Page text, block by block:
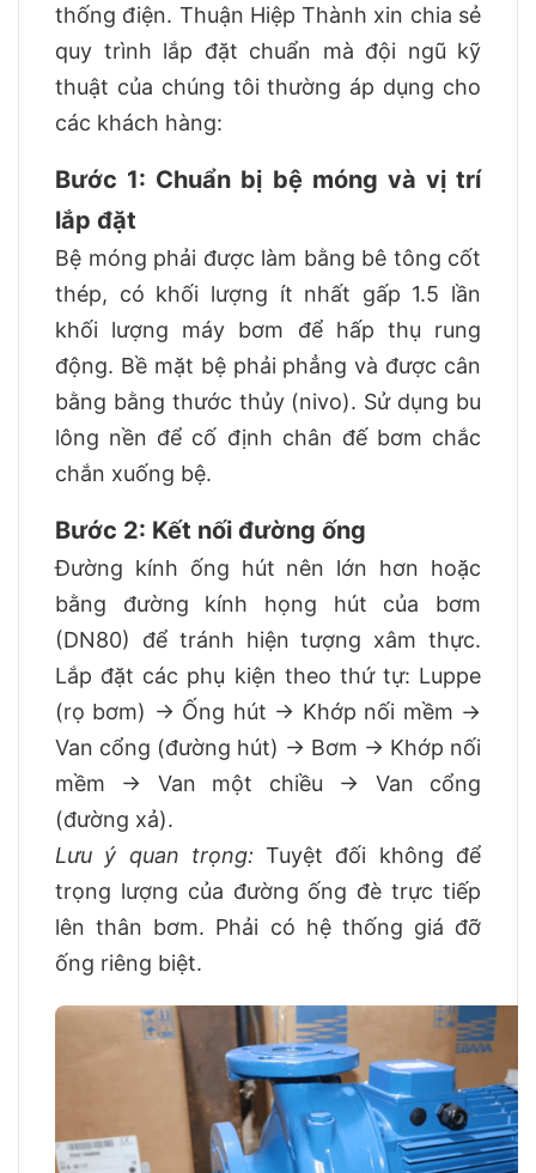
thống điện. Thuận Hiệp Thành xin chia sẻ
quy trình lắp đặt chuẩn mà đội ngũ kỹ
thuật của chúng tôi thường áp dụng cho
các khách hàng:
Bước 1: Chuẩn bị bệ móng và vị trí
lắp đặt
Bệ móng phải được làm bằng bê tông cốt
thép, có khối lượng ít nhất gấp 1.5 lần
khối lượng máy bơm để hấp thụ rung
động. Bề mặt bệ phải phẳng và được cân
bằng bằng thước thủy (nivo). Sử dụng bu
lông nền để cố định chân đế bơm chắc
chắn xuống bệ.
Bước 2: Kết nối đường ống
Đường kính ống hút nên lớn hơn hoặc
bằng đường kính họng hút của bơm
(DN80) để tránh hiện tượng xâm thực.
Lắp đặt các phụ kiện theo thứ tự: Luppe
(rọ bơm) -> Ống hút -> Khớp nối mềm ->
Van cổng (đường hút) -> Bơm -> Khớp nối
mềm -> Van một chiều -> Van cổng
(đường xả).
Lưu ý quan trọng: Tuyệt đối không để
trọng lượng của đường ống đè trực tiếp
lên thân bơm. Phải có hệ thống giá đỡ
ống riêng biệt.